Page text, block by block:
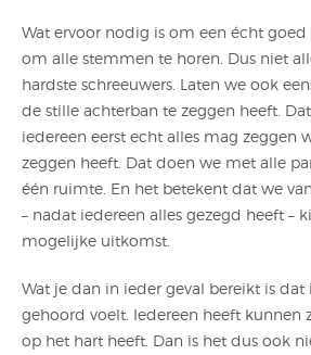
Wat ervoor nodig is om een écht
om alle stemmen te horen. Dus niet
hardste schreeuwers. Laten we ook
de stille achterban te zeggen heeft.
iedereen eerst echt alles mag zeggen
zeggen heeft. Dat doen we met alle
één ruimte. En het betekent dat we
– nadat iedereen alles gezegd heeft –
mogelijke uitkomst.
Wat je dan in ieder geval bereikt is dat
gehoord voelt. Iedereen heeft kunnen
op het hart heeft. Dan is het dus ook